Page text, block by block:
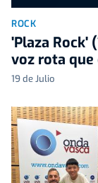
ROCK
'Plaza Rock'
voz rota
19 de Julio